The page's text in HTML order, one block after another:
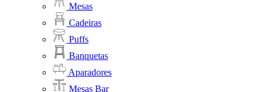
Mesas
Cadeiras
Puffs
Banquetas
Aparadores
Mesas Bar